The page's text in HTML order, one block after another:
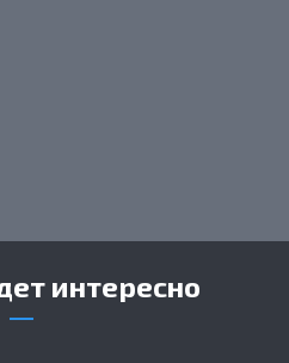
интересно